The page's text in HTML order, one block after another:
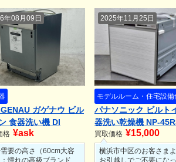
年08月09日
ガゲナウ ビル
食器洗い機 DI
60cm 食洗機
格 ¥ask
要の高さ（60cm大容
憧れの高級ブランド
2025年11月25日
モデルルーム・住宅設備
パナソニック ビルト
器洗い乾燥機 NP-
実使用なし 水通しあり
2022年製 45cm 食洗
買取価格 ¥15,000
横浜市中区のお客さまよ
お引越しでご不要にな